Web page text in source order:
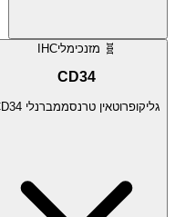
🧬 מזנכימליIHC
CD34
גליקופרוטאין טרנסממברנלי CD34